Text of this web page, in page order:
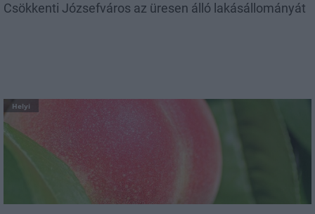
Csökkenti Józsefváros az üresen álló lakásállományát
Helyi